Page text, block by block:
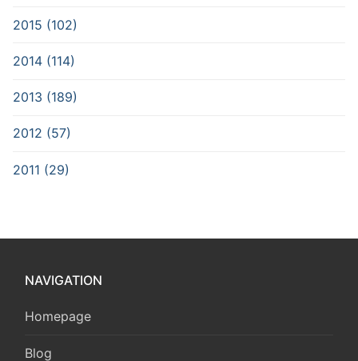
2015 (102)
2014 (114)
2013 (189)
2012 (57)
2011 (29)
NAVIGATION
Homepage
Blog